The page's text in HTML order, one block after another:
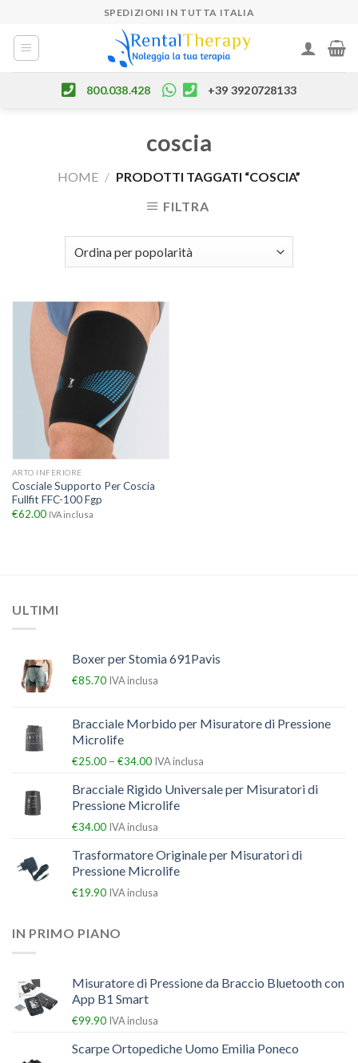
content
SPEDIZIONI IN TUTTA ITALIA
800.038.428 +39 3920728133
coscia
HOME / PRODOTTI TAGGATI “COSCIA”
FILTRA
ARTO INFERIORE
Cosciale Supporto Per Coscia
Fullfit FFC-100 Fgp
€62.00 IVA inclusa
ULTIMI
Boxer per Stomia 691Pavis
€85.70 IVA inclusa
Bracciale Morbido per Misuratore di Pressione
Microlife
€25.00 – €34.00 IVA inclusa
Bracciale Rigido Universale per Misuratori di
Pressione Microlife
€34.00 IVA inclusa
Trasformatore Originale per Misuratori di
Pressione Microlife
€19.90 IVA inclusa
IN PRIMO PIANO
Misuratore di Pressione da Braccio Bluetooth con
App B1 Smart
€99.90 IVA inclusa
Scarpe Ortopediche Uomo Emilia Poneco